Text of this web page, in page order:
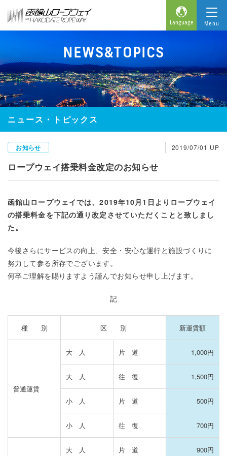
Language Menu
NEWS&TOPICS
ニュース・トピックス
お知らせ 2019/07/01 UP
ロープウェイ搭乗料金改定のお知らせ
函館山ロープウェイでは、2019年10月1日よりロープウェイ
の搭乗料金を下記の通り改定させていただくことと致しまし
た。
今後さらにサービスの向上、安全・安心な運行と施設づくりに
努力して参る所存でございます。
何卒ご理解を賜りますよう謹んでお知らせ申し上げます。
記
種 別 区 別 新運賃額
普通運賃
大 人 片 道 1,000円
大 人 往 復 1,500円
小 人 片 道 500円
小 人 往 復 700円
大 人 片 道 900円